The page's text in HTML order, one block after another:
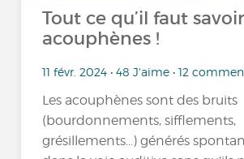
Tout ce qu’il faut
acouphènes !
11 févr. 2024 • 48 J'aime • 12
Les acouphènes sont des bruits
(bourdonnements, sifflements,
grésillements...) générés